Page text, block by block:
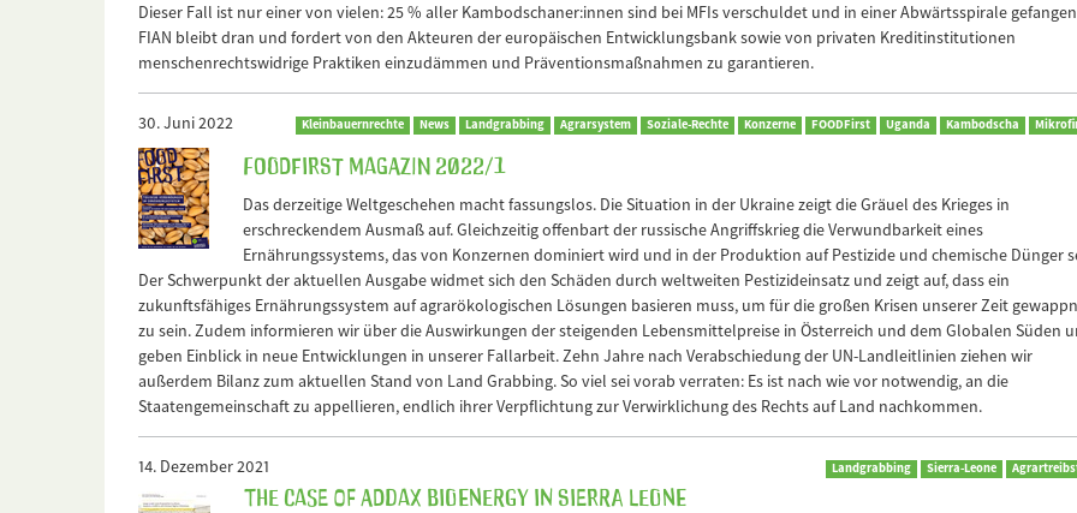
Dieser Fall ist nur einer von vielen: 25 % aller Kambodschaner:innen sind bei MFIs verschuldet und in einer Abwärtsspirale
FIAN bleibt dran und fordert von den Akteuren der europäischen Entwicklungsbank sowie von privaten Kreditinstitutionen
menschenrechtswidrige Praktiken einzudämmen und Präventionsmaßnahmen zu garantieren.
30. Juni 2022 Kleinbauernrechte News Landgrabbing Agrarsystem Soziale-Rechte Konzerne FOODFirst Uganda Kambodscha
FOODFirst Magazin 2022/1
Das derzeitige Weltgeschehen macht fassungslos. Die Situation in der Ukraine zeigt die Gräuel des Krieges in
erschreckendem Ausmaß auf. Gleichzeitig offenbart der russische Angriffskrieg die Verwundbarkeit eines
Ernährungssystems, das von Konzernen dominiert wird und in der Produktion auf Pestizide und chemische Dünger
Der Schwerpunkt der aktuellen Ausgabe widmet sich den Schäden durch weltweiten Pestizideinsatz und zeigt auf, dass ein
zukunftsfähiges Ernährungssystem auf agrarökologischen Lösungen basieren muss, um für die großen Krisen unserer Zeit
zu sein. Zudem informieren wir über die Auswirkungen der steigenden Lebensmittelpreise in Österreich und dem Globalen Süden
geben Einblick in neue Entwicklungen in unserer Fallarbeit. Zehn Jahre nach Verabschiedung der UN-Landleitlinien ziehen wir
außerdem Bilanz zum aktuellen Stand von Land Grabbing. So viel sei vorab verraten: Es ist nach wie vor notwendig, an die
Staatengemeinschaft zu appellieren, endlich ihrer Verpflichtung zur Verwirklichung des Rechts auf Land nachkommen.
14. Dezember 2021 Landgrabbing Sierra-Leone
The Case of Addax Bioenergy in Sierra Leone